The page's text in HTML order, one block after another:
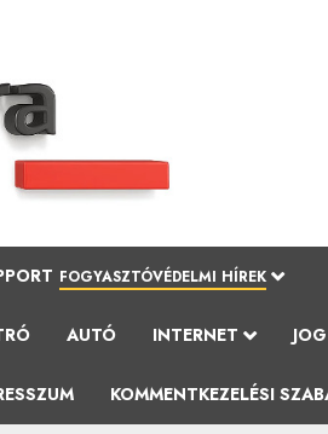
FOGYASZTÓVÉDELMI HÍREK
AUTÓ INTERNET JOG
KOMMENTKEZELÉSI